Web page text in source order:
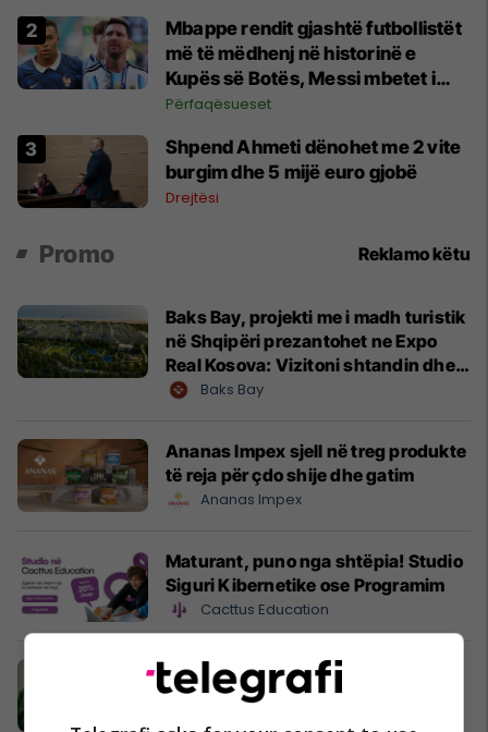
Mbappe rendit gjashtë futbollistët
më të mëdhenj në historinë e
Kupës së Botës, Messi mbetet i
dyti
Përfaqësueset
Shpend Ahmeti dënohet me 2 vite
burgim dhe 5 mijë euro gjobë
Drejtësi
Promo Reklamo këtu
Baks Bay, projekti me i madh turistik
në Shqipëri prezantohet ne Expo
Real Kosova: Vizitoni shtandin dhe
zbuloni mundësitë e investimit
Baks Bay
Ananas Impex sjell në treg produkte
të reja për çdo shije dhe gatim
Ananas Impex
Maturant, puno nga shtëpia! Studio
Siguri Kibernetike ose Programim
Cacttus Education
Oferta e Korrikut në FAFA Sun
Fafa Resorts